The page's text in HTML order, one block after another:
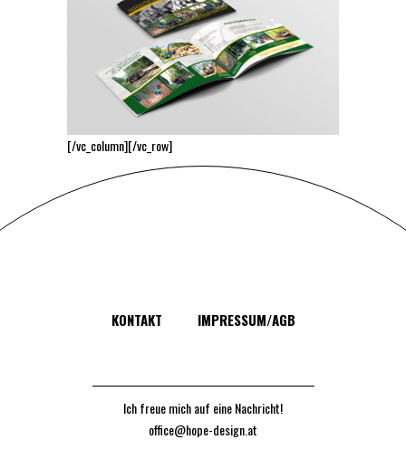
[/vc_column][/vc_row]
KONTAKT IMPRESSUM/AGB
Ich freue mich auf eine Nachricht!
office@hope-design.at